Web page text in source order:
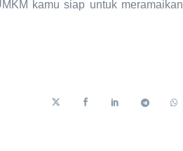
kamu siap untuk meramaikan